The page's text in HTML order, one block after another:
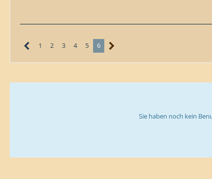
1 2 3 4 5 6
Sie haben noch kein